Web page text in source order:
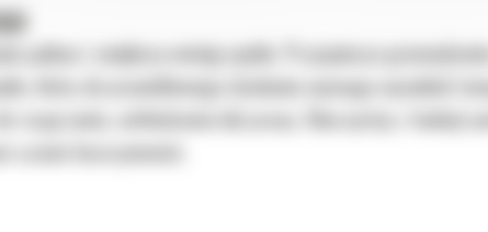
paliwa i zwiększa emisję spalin. Przyspiesza
który do prawidłowego działania wymaga wysokich
rozgrzania, ochłodzenia lub pracy. Skorzystaj z funkcji
czasie bezczynności.